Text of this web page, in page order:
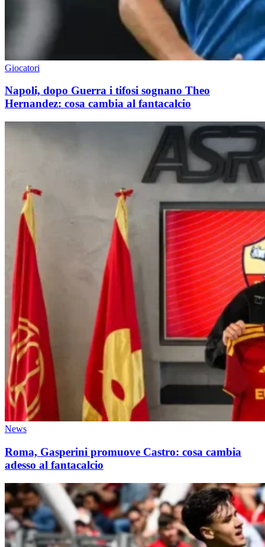
Giocatori
Napoli, dopo Guerra i tifosi sognano Theo
Hernandez: cosa cambia al fantacalcio
News
Roma, Gasperini promuove Castro: cosa cambia
adesso al fantacalcio